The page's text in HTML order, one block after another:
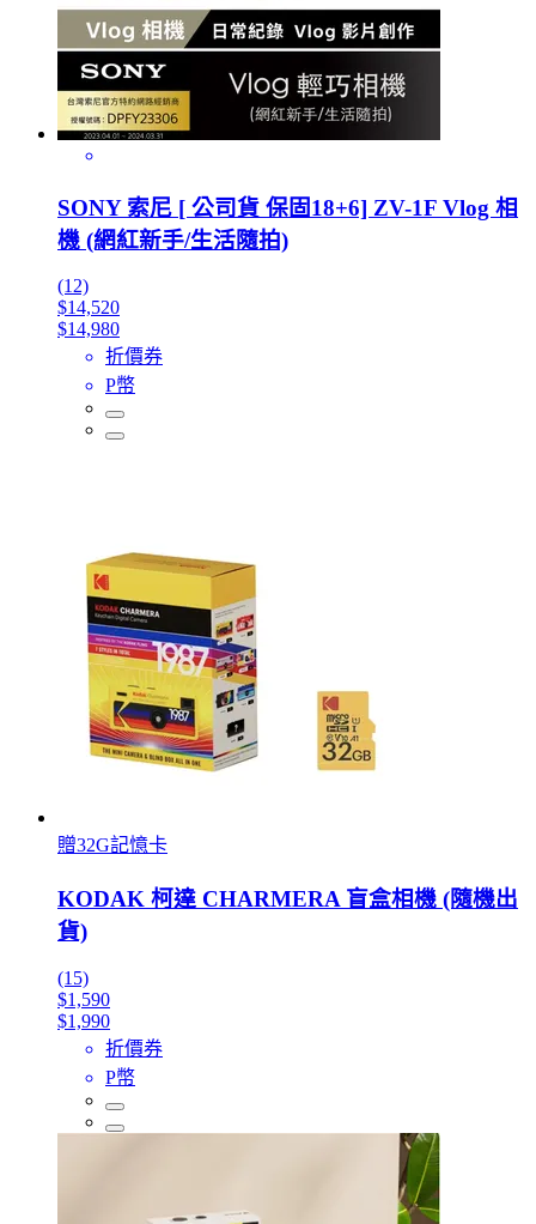
SONY 索尼 [ 公司貨 保固18+6] ZV-1F Vlog 相
機 (網紅新手/生活隨拍)
(12)
$14,520
$14,980
折價券
P幣
贈32G記憶卡
KODAK 柯達 CHARMERA 盲盒相機 (隨機出
貨)
(15)
$1,590
$1,990
折價券
P幣